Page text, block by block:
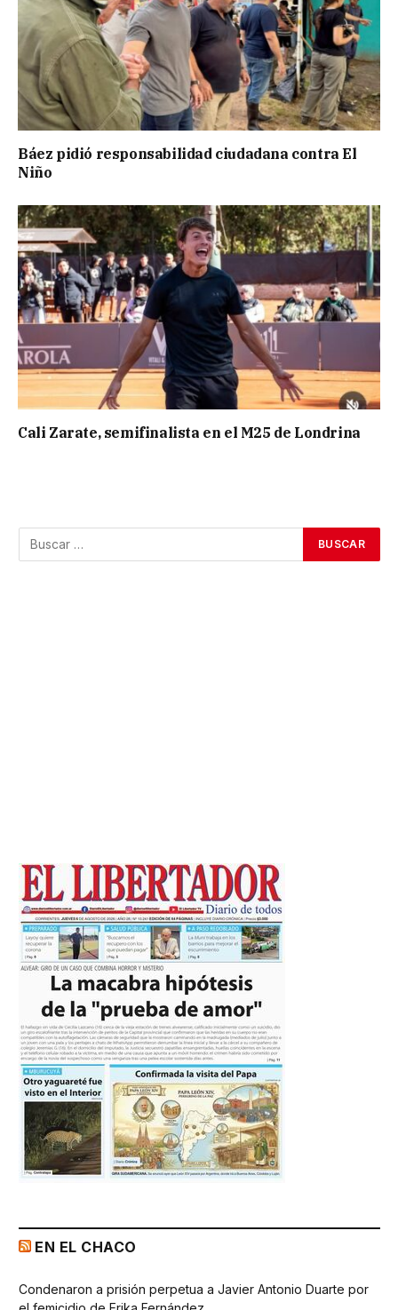
Báez pidió responsabilidad ciudadana contra El
Niño
Cali Zarate, semifinalista en el M25 de Londrina
EN EL CHACO
Condenaron a prisión perpetua a Javier Antonio Duarte por